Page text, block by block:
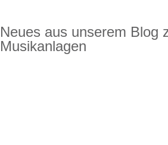
Neues aus unserem Blog
Musikanlagen